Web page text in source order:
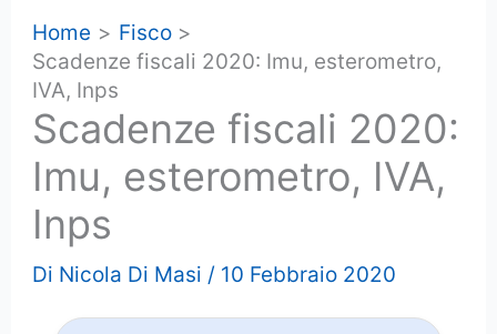
Home
Fisco
Scadenze fiscali 2020: Imu, esterometro,
IVA, Inps
Scadenze fiscali 2020:
Imu, esterometro, IVA,
Inps
Di Nicola Di Masi / 10 Febbraio 2020